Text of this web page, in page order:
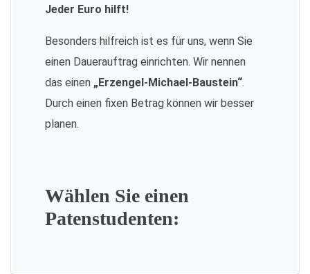
Jeder Euro hilft!
Besonders hilfreich ist es für uns, wenn Sie
einen Dauerauftrag einrichten. Wir nennen
das einen „Erzengel-Michael-Baustein“.
Durch einen fixen Betrag können wir besser
planen.
Wählen Sie einen
Patenstudenten: